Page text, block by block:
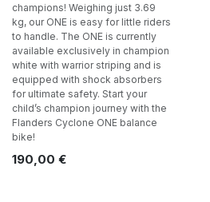
champions! Weighing just 3.69
kg, our ONE is easy for little riders
to handle. The ONE is currently
available exclusively in champion
white with warrior striping and is
equipped with shock absorbers
for ultimate safety. Start your
child’s champion journey with the
Flanders Cyclone ONE balance
bike!
190,00 €